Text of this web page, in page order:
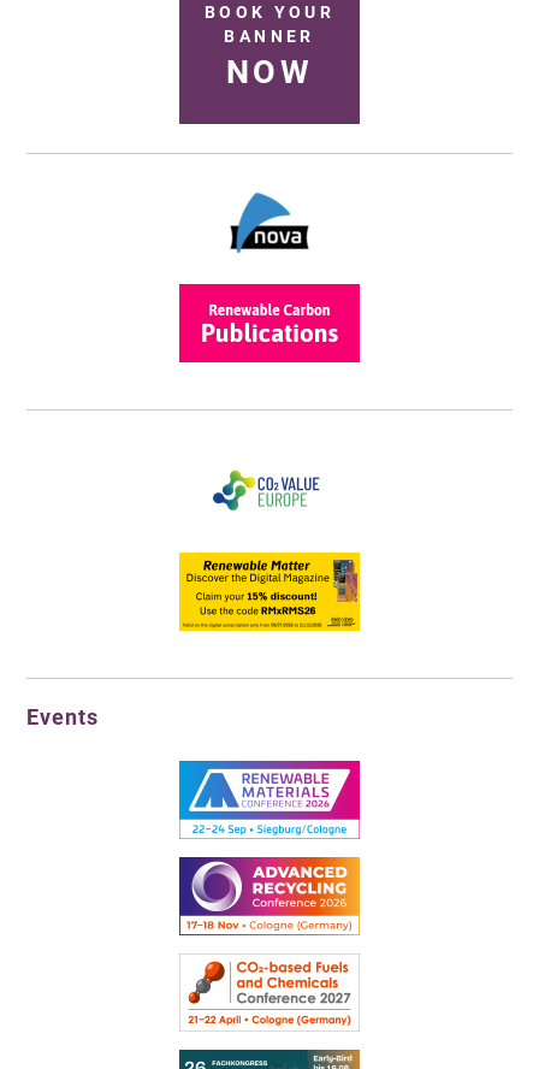
BOOK YOUR
BANNER
NOW
Events